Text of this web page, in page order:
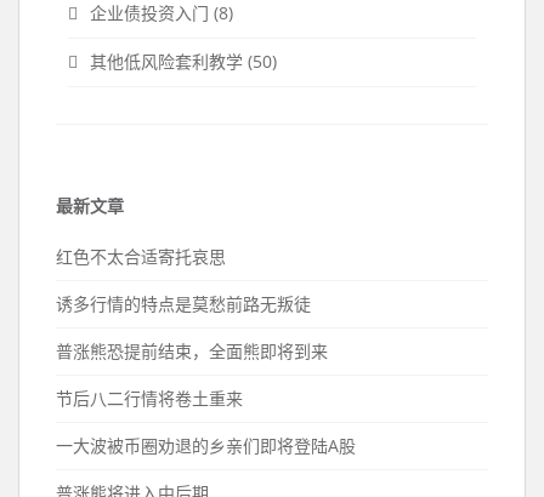
企业债投资入门 (8)
其他低风险套利教学 (50)
最新文章
红色不太合适寄托哀思
诱多行情的特点是莫愁前路无叛徒
普涨熊恐提前结束，全面熊即将到来
节后八二行情将卷土重来
一大波被币圈劝退的乡亲们即将登陆A股